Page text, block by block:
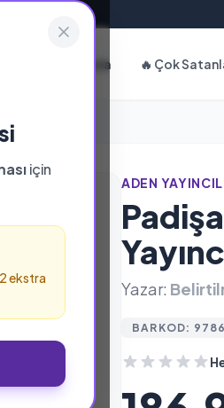
için
ekstra
Hakkımızda 🔥 Çok
ADEN
Yazar:
BARKOD: